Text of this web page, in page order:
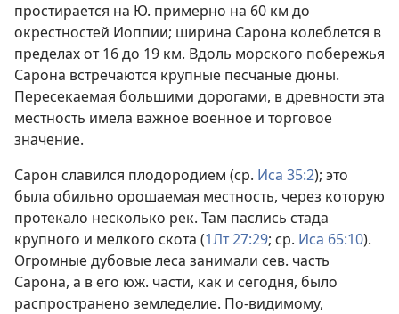
простирается на Ю. примерно на 60 км до
окрестностей Иоппии; ширина Сарона колеблется в
пределах от 16 до 19 км. Вдоль морского побережья
Сарона встречаются крупные песчаные дюны.
Пересекаемая большими дорогами, в древности эта
местность имела важное военное и торговое
значение.
Сарон славился плодородием (ср. Иса 35:2); это
была обильно орошаемая местность, через которую
протекало несколько рек. Там паслись стада
крупного и мелкого скота (1Лт 27:29; ср. Иса 65:10).
Огромные дубовые леса занимали сев. часть
Сарона, а в его юж. части, как и сегодня, было
распространено земледелие. По-видимому,